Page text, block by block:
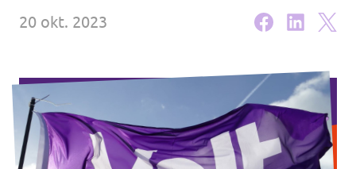
Fakatueres
Stypje Volt Fryslân!
20 okt. 2023